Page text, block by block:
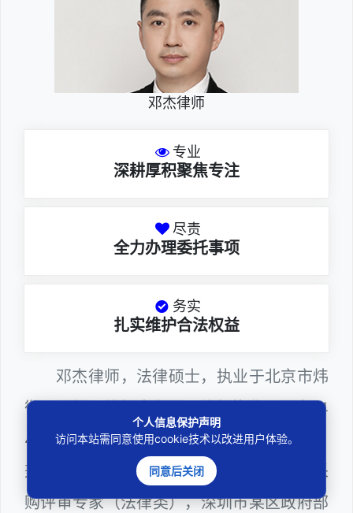
邓杰律师
专业
深耕厚积聚焦专注
尽责
全力办理委托事项
务实
扎实维护合法权益
邓杰律师，法律硕士，执业于北京市炜
衡（深圳）律师事务所，律师执业证号为14
403201810022100。邓杰律师现（或曾）
兼任深圳市人民政府听证员、深圳市政府采
购评审专家（法律类），深圳市某区政府部
个人信息保护声明
访问本站需同意使用cookie技术以改进用户体验。
同意后关闭